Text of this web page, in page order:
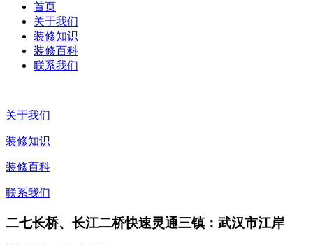
首页
关于我们
装修知识
装修百科
联系我们
关于我们
装修知识
装修百科
联系我们
二七长桥、长江二桥快速灵通三镇：武汉市江岸